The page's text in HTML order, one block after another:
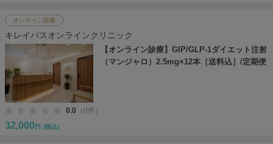
オンライン診療
キレイパスオンラインクリニック
【オンライン診療】GIP/GLP-1ダイエット注射
（マンジャロ）2.5mg×12本［送料込］/定期便
0.0 （0件）
32,000 円 (税込)